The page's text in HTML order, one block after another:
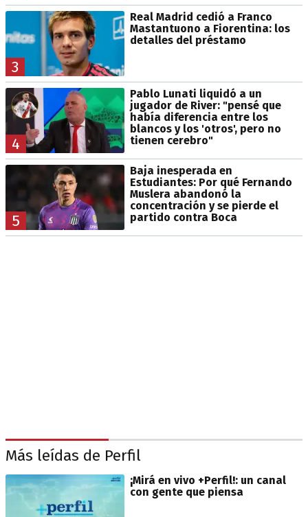
3
Real Madrid cedió a Franco
Mastantuono a Fiorentina: los
detalles del préstamo
4
Pablo Lunati liquidó a un
jugador de River: "pensé que
había diferencia entre los
blancos y los 'otros', pero no
tienen cerebro"
5
Baja inesperada en
Estudiantes: Por qué Fernando
Muslera abandonó la
concentración y se pierde el
partido contra Boca
Más leídas de Perfil
¡Mirá en vivo +Perfil!: un canal
con gente que piensa